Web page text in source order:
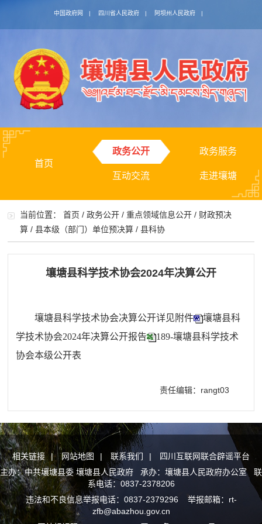
中国政府网 | 四川省人民政府 | 阿坝州人民政府 |
首页
政务公开 政务服务
互动交流 走进壤塘
当前位置：首页 /政务公开 /重点领域信息公开 / 财政预决
算 /县本级（部门）单位预决算 /县科协
壤塘县科学技术协会2024年决算公开
壤塘县科学技术协会决算公开详见附件
壤塘县科
学技术协会2024年决算公开报告
189-壤塘县科学技术
协会本级公开表
责任编辑：rangt03
相关链接 | 网站地图 | 联系我们 |
四川互联网联合辟谣平台
主办：中共壤塘县委 壤塘县人民政府 承办：壤塘县人民政府办公室 联
系电话：0837-2378206
违法和不良信息举报电话：0837-2379296 举报邮箱：rt-
zfb@abazhou.gov.cn